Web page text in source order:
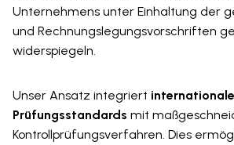
Unternehmens unter Einhaltung der
und Rechnungslegungsvorschriften
widerspiegeln.
Unser Ansatz integriert internationale
Prüfungsstandards mit
Kontrollprüfungsverfahren. Dies